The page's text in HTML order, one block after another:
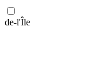
de-l'Île